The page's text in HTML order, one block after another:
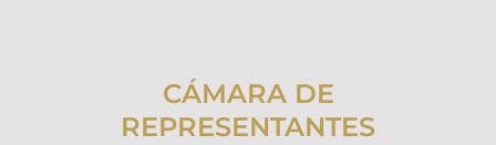
CÁMARA DE
REPRESENTANTES